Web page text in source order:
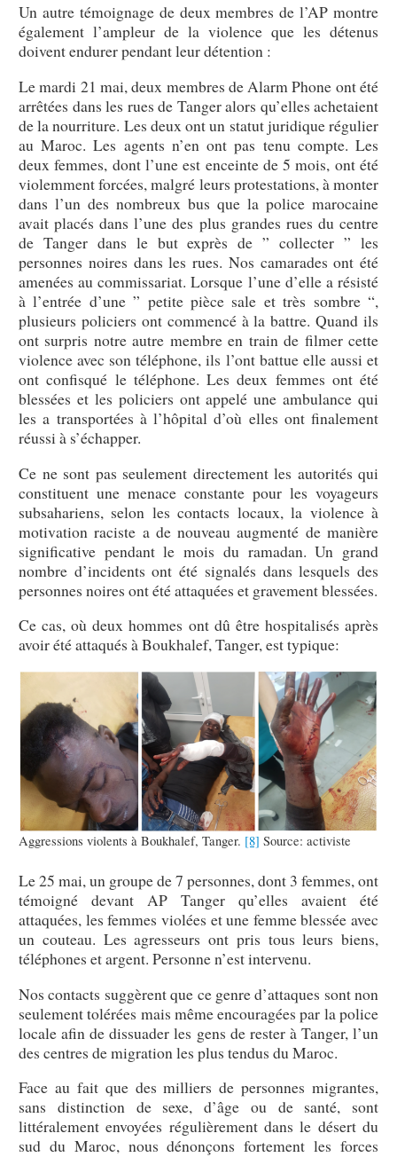
Un autre témoignage de deux membres de l’AP montre
également l’ampleur de la violence que les détenus
doivent endurer pendant leur détention :
Le mardi 21 mai, deux membres de Alarm Phone ont été
arrêtées dans les rues de Tanger alors qu’elles achetaient
de la nourriture. Les deux ont un statut juridique régulier
au Maroc. Les agents n’en ont pas tenu compte. Les
deux femmes, dont l’une est enceinte de 5 mois, ont été
violemment forcées, malgré leurs protestations, à monter
dans l’un des nombreux bus que la police marocaine
avait placés dans l’une des plus grandes rues du centre
de Tanger dans le but exprès de ” collecter ” les
personnes noires dans les rues. Nos camarades ont été
amenées au commissariat. Lorsque l’une d’elle a résisté
à l’entrée d’une ” petite pièce sale et très sombre “,
plusieurs policiers ont commencé à la battre. Quand ils
ont surpris notre autre membre en train de filmer cette
violence avec son téléphone, ils l’ont battue elle aussi et
ont confisqué le téléphone. Les deux femmes ont été
blessées et les policiers ont appelé une ambulance qui
les a transportées à l’hôpital d’où elles ont finalement
réussi à s’échapper.
Ce ne sont pas seulement directement les autorités qui
constituent une menace constante pour les voyageurs
subsahariens, selon les contacts locaux, la violence à
motivation raciste a de nouveau augmenté de manière
significative pendant le mois du ramadan. Un grand
nombre d’incidents ont été signalés dans lesquels des
personnes noires ont été attaquées et gravement blessées.
Ce cas, où deux hommes ont dû être hospitalisés après
avoir été attaqués à Boukhalef, Tanger, est typique:
Aggressions violents à Boukhalef, Tanger. [8] Source: activiste
Le 25 mai, un groupe de 7 personnes, dont 3 femmes, ont
témoigné devant AP Tanger qu’elles avaient été
attaquées, les femmes violées et une femme blessée avec
un couteau. Les agresseurs ont pris tous leurs biens,
téléphones et argent. Personne n’est intervenu.
Nos contacts suggèrent que ce genre d’attaques sont non
seulement tolérées mais même encouragées par la police
locale afin de dissuader les gens de rester à Tanger, l’un
des centres de migration les plus tendus du Maroc.
Face au fait que des milliers de personnes migrantes,
sans distinction de sexe, d’âge ou de santé, sont
littéralement envoyées régulièrement dans le désert du
sud du Maroc, nous dénonçons fortement les forces